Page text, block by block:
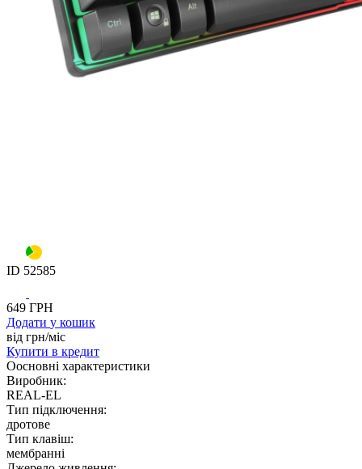
ID 52585
649 ГРН
Додати у кошик
від грн/мiс
Купити в кредит
Оосновні характеристики
Виробник:
REAL-EL
Тип підключення:
дротове
Тип клавіш:
мембранні